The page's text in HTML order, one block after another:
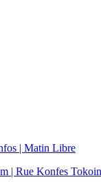
| Matin Libre